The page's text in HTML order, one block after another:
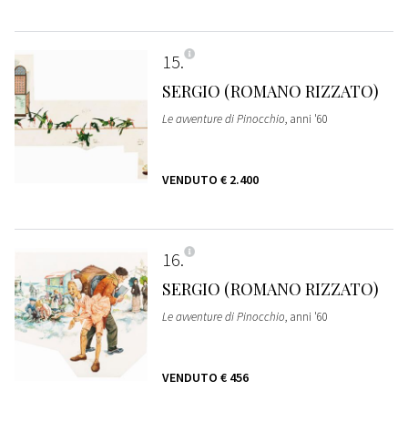
15
SERGIO (ROMANO RIZZATO)
Le avventure di Pinocchio, anni '60
VENDUTO € 2.400
16
SERGIO (ROMANO RIZZATO)
Le avventure di Pinocchio, anni '60
VENDUTO € 456